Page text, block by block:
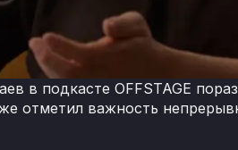
в подкасте OFFSTAGE
отметил важность